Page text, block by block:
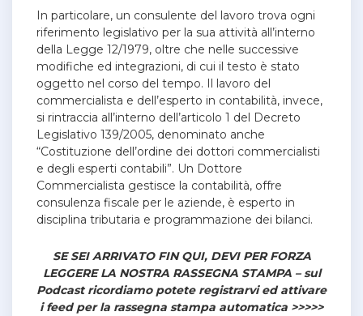
In particolare, un consulente del lavoro trova ogni
riferimento legislativo per la sua attività all’interno
della Legge 12/1979, oltre che nelle successive
modifiche ed integrazioni, di cui il testo è stato
oggetto nel corso del tempo. Il lavoro del
commercialista e dell’esperto in contabilità, invece,
si rintraccia all’interno dell’articolo 1 del Decreto
Legislativo 139/2005, denominato anche
“Costituzione dell’ordine dei dottori commercialisti
e degli esperti contabili”. Un Dottore
Commercialista gestisce la contabilità, offre
consulenza fiscale per le aziende, è esperto in
disciplina tributaria e programmazione dei bilanci.
SE SEI ARRIVATO FIN QUI, DEVI PER FORZA
LEGGERE LA NOSTRA RASSEGNA STAMPA – sul
Podcast ricordiamo potete registrarvi ed attivare
i feed per la rassegna stampa automatica >>>>>